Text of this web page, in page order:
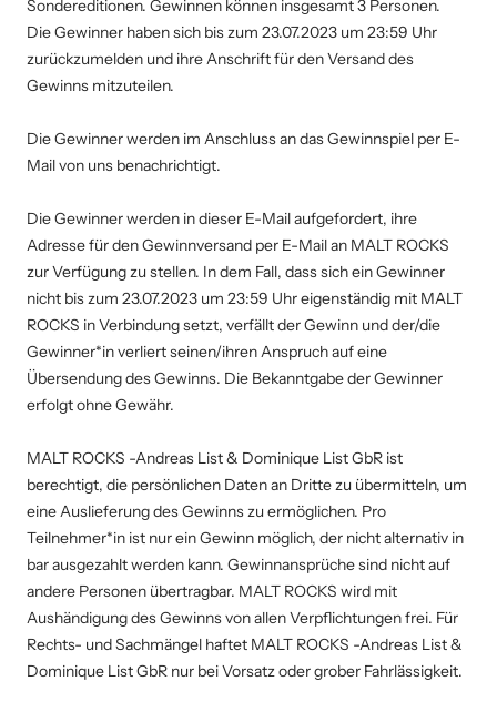
Sondereditionen. Gewinnen können insgesamt 3 Personen.
Die Gewinner haben sich bis zum 23.07.2023 um 23:59 Uhr
zurückzumelden und ihre Anschrift für den Versand des
Gewinns mitzuteilen.
Die Gewinner werden im Anschluss an das Gewinnspiel per E-
Mail von uns benachrichtigt.
Die Gewinner werden in dieser E-Mail aufgefordert, ihre
Adresse für den Gewinnversand per E-Mail an MALT ROCKS
zur Verfügung zu stellen. In dem Fall, dass sich ein Gewinner
nicht bis zum 23.07.2023 um 23:59 Uhr eigenständig mit MALT
ROCKS in Verbindung setzt, verfällt der Gewinn und der/die
Gewinner*in verliert seinen/ihren Anspruch auf eine
Übersendung des Gewinns. Die Bekanntgabe der Gewinner
erfolgt ohne Gewähr.
MALT ROCKS -Andreas List & Dominique List GbR ist
berechtigt, die persönlichen Daten an Dritte zu übermitteln, um
eine Auslieferung des Gewinns zu ermöglichen. Pro
Teilnehmer*in ist nur ein Gewinn möglich, der nicht alternativ in
bar ausgezahlt werden kann. Gewinnansprüche sind nicht auf
andere Personen übertragbar. MALT ROCKS wird mit
Aushändigung des Gewinns von allen Verpflichtungen frei. Für
Rechts- und Sachmängel haftet MALT ROCKS -Andreas List &
Dominique List GbR nur bei Vorsatz oder grober Fahrlässigkeit.